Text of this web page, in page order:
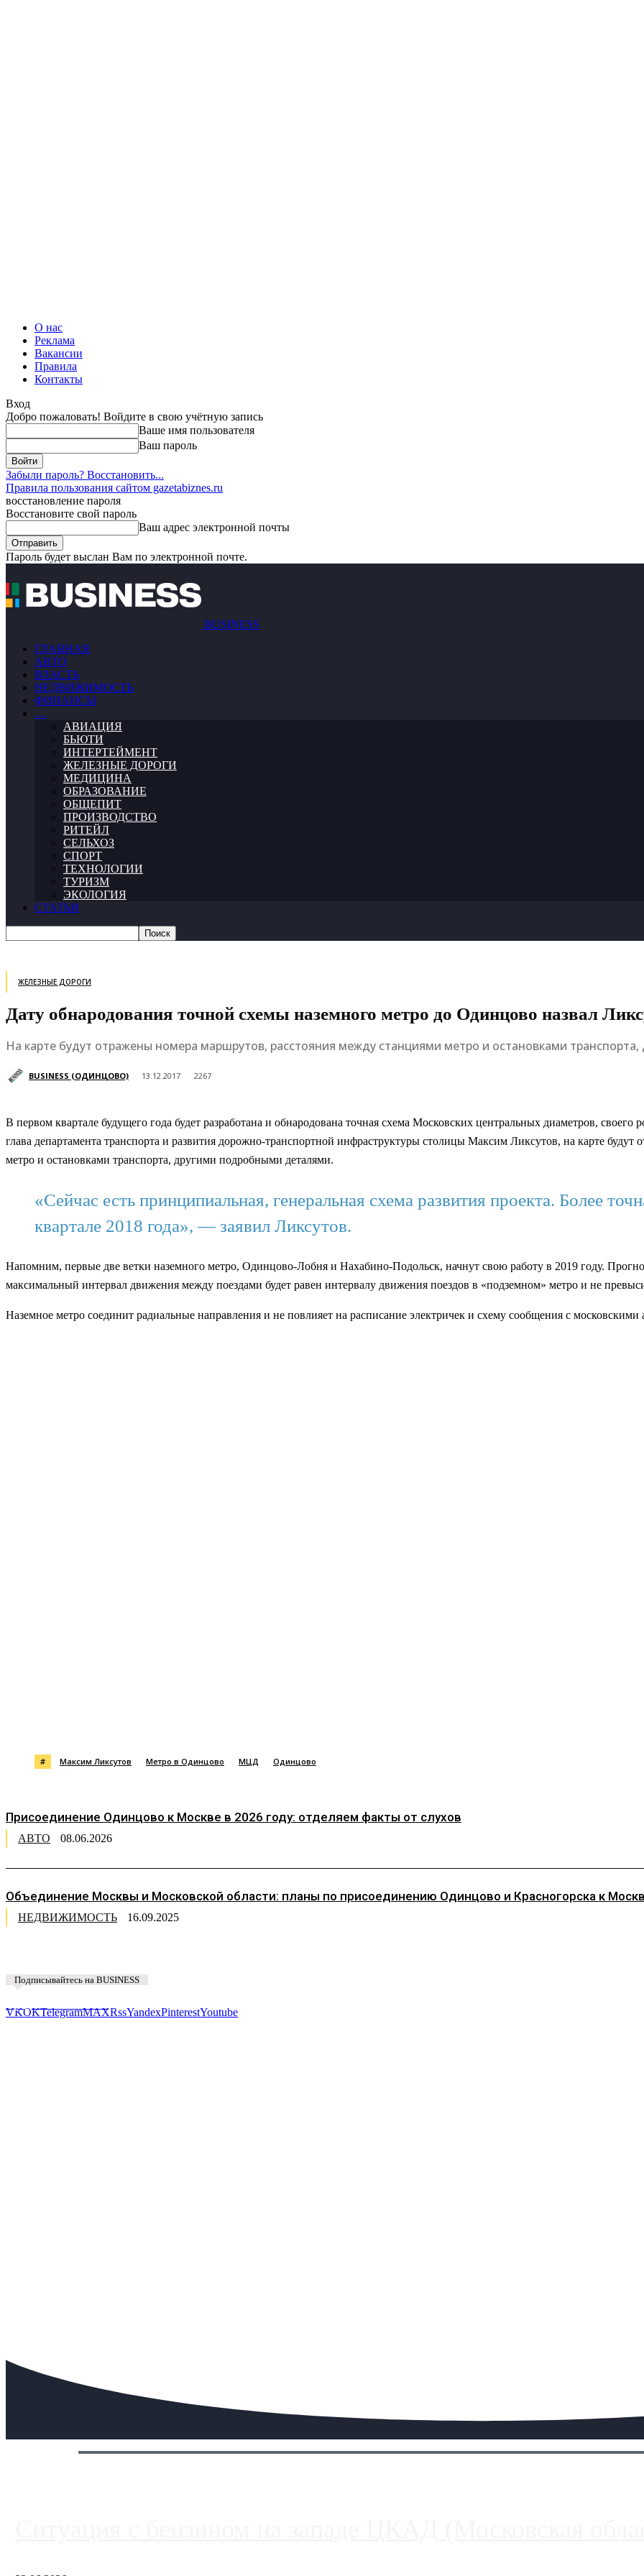
О нас
Реклама
Вакансии
Правила
Контакты
Вход
Добро пожаловать! Войдите в свою учётную запись
Ваше имя пользователя
Ваш пароль
Забыли пароль? Восстановить...
Правила пользования сайтом gazetabiznes.ru
восстановление пароля
Восстановите свой пароль
Ваш адрес электронной почты
Пароль будет выслан Вам по электронной почте.
BUSINESS
ГЛАВНАЯ
АВТО
ВЛАСТЬ
НЕДВИЖИМОСТЬ
ФИНАНСЫ
…
АВИАЦИЯ
БЬЮТИ
ИНТЕРТЕЙМЕНТ
ЖЕЛЕЗНЫЕ ДОРОГИ
МЕДИЦИНА
ОБРАЗОВАНИЕ
ОБЩЕПИТ
ПРОИЗВОДСТВО
РИТЕЙЛ
СЕЛЬХОЗ
СПОРТ
ТЕХНОЛОГИИ
ТУРИЗМ
ЭКОЛОГИЯ
СТАТЬИ
ЖЕЛЕЗНЫЕ ДОРОГИ
Дату обнародования точной схемы наземного метро до Одинцово назвал
На карте будут отражены номера маршрутов, расстояния между станциями метро и остановками
BUSINESS (ОДИНЦОВО) 13.12.2017 2267
В первом квартале будущего года будет разработана и обнародована точная схема Московских центральных диаметров, своего
глава департамента транспорта и развития дорожно-транспортной инфраструктуры столицы Максим Ликсутов, на карте
метро и остановками транспорта, другими подробными деталями.
«Сейчас есть принципиальная, генеральная схема развития проекта. Более
квартале 2018 года», — заявил Ликсутов.
Напомним, первые две ветки наземного метро, Одинцово-Лобня и Нахабино-Подольск, начнут свою работу в 2019 году.
максимальный интервал движения между поездами будет равен интервалу движения поездов в «подземном» метро и не
Наземное метро соединит радиальные направления и не повлияет на расписание электричек и схему сообщения с московскими
# Максим Ликсутов Метро в Одинцово МЦД Одинцово
Присоединение Одинцово к Москве в 2026 году: отделяем факты от слухов
АВТО 08.06.2026
Объединение Москвы и Московской области: планы по присоединению Одинцово и Красногорска к
НЕДВИЖИМОСТЬ 16.09.2025
Подписывайтесь на BUSINESS
VKOKTelegramMAXRssYandexPinterestYoutube